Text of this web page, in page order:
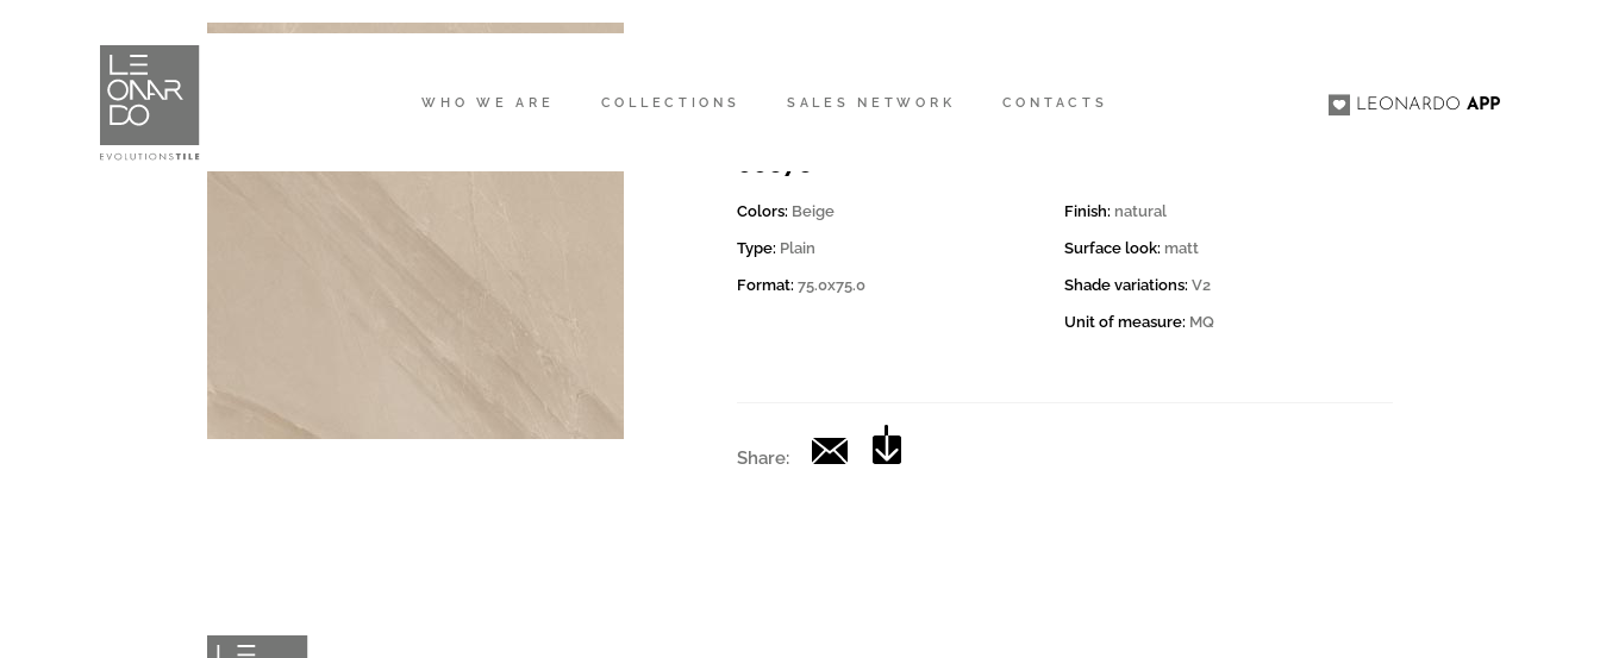
WHO WE ARE COLLECTIONS SALES NETWORK CONTACTS LEONARDOAPP
00676
Colors: Beige
Type: Plain
Format: 75.0x75.0
Finish: natural
Surface look: matt
Shade variations: V2
Unit of measure: MQ
Share: